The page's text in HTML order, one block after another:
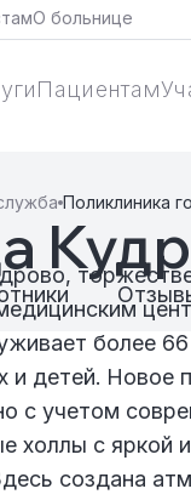
О больнице
Пациентам
Поликлиника
более
и детей.
с учетом
холлы с яркой
создана